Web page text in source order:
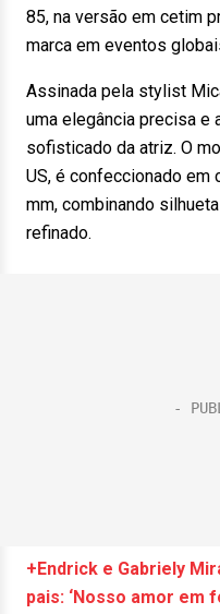
85, na versão em cetim
marca em eventos
Assinada pela stylist
uma elegância precisa e
sofisticado da atriz. O
US, é confeccionado em
mm, combinando
refinado.
+Endrick e Gabriely
pais: ‘Nosso amor em